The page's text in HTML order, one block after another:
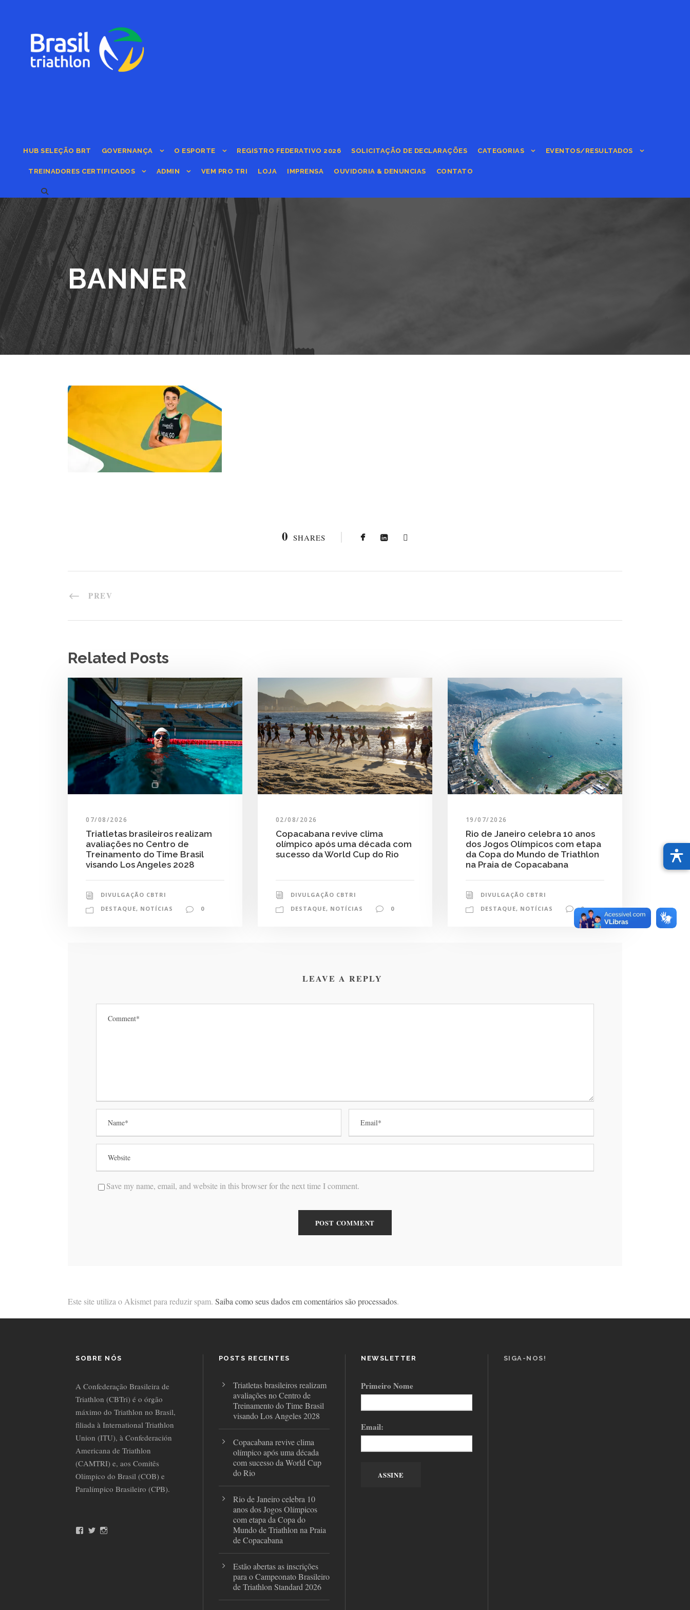
HUB SELEÇÃO BRT GOVERNANÇA O ESPORTE REGISTRO FEDERATIVO 2026 SOLICITAÇÃO DE DECLARAÇÕES CATEGORIAS EVENTOS/RESULTADOS
TREINADORES CERTIFICADOS ADMIN VEM PRO TRI LOJA IMPRENSA OUVIDORIA & DENUNCIAS CONTATO
BANNER
0 SHARES
PREV
Related Posts
07/08/2026
Triatletas brasileiros realizam
avaliações no Centro de
Treinamento do Time Brasil
visando Los Angeles 2028
DIVULGAÇÃO CBTRI
DESTAQUE, NOTÍCIAS 0
02/08/2026
Copacabana revive clima
olímpico após uma década com
sucesso da World Cup do Rio
DIVULGAÇÃO CBTRI
DESTAQUE, NOTÍCIAS 0
19/07/2026
Rio de Janeiro celebra 10 anos
dos Jogos Olímpicos com etapa
da Copa do Mundo de Triathlon
na Praia de Copacabana
DIVULGAÇÃO CBTRI
DESTAQUE, NOTÍCIAS 0
LEAVE A REPLY
Save my name, email, and website in this browser for the next time I comment.
Este site utiliza o Akismet para reduzir spam. Saiba como seus dados em comentários são processados.
SOBRE NÓS
A Confederação Brasileira de
Triathlon (CBTri) é o órgão
máximo do Triathlon no Brasil,
filiada à International Triathlon
Union (ITU), à Confederación
Americana de Triathlon
(CAMTRI) e, aos Comitês
Olímpico do Brasil (COB) e
Paralímpico Brasileiro (CPB).
T
POSTS RECENTES
Triatletas brasileiros realizam
avaliações no Centro de
Treinamento do Time Brasil
visando Los Angeles 2028
Copacabana revive clima
olímpico após uma década
com sucesso da World Cup
do Rio
Rio de Janeiro celebra 10
anos dos Jogos Olímpicos
com etapa da Copa do
Mundo de Triathlon na Praia
de Copacabana
Estão abertas as inscrições
para o Campeonato Brasileiro
de Triathlon Standard 2026
NEWSLETTER
Primeiro Nome
Email:
SIGA-NOS!